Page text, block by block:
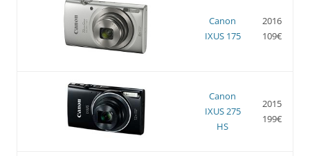
Canon
IXUS 175
2016
109€
Canon
IXUS 275
HS
2015
199€